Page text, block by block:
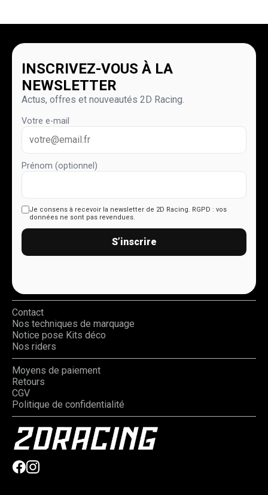
INSCRIVEZ-VOUS À LA
NEWSLETTER
Actus, offres et nouveautés 2D Racing.
Votre e-mail
Prénom (optionnel)
Je consens à recevoir la newsletter de 2D Racing. RGPD : vos
données ne sont pas revendues.
S’inscrire
Contact
Nos techniques de marquage
Notice pose Kits déco
Nos riders
Moyens de paiement
Retours
CGV
Politique de confidentialité